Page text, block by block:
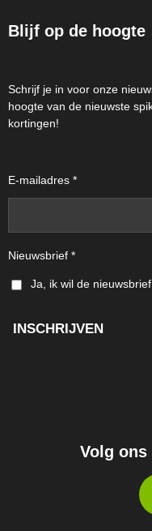
Blijf op de hoogte
Schrijf je in voor onze
hoogte van de nieuwste
kortingen!
E-mailadres *
Nieuwsbrief *
Ja, ik wil de
INSCHRIJVEN
Volg ons